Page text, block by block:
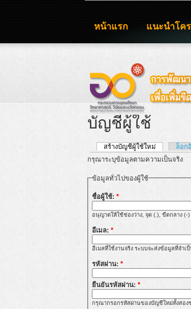
หน้าแรก แนะนำโค
บัญชีผู้ใช้
สร้างบัญชีผู้ใช้ใหม่ ล็อก
กรุณาระบุข้อมูลตามความเป็นจริง
ข้อมูลทั่วไปของผู้ใช้
ชื่อผู้ใช้: *
อนุญาตให้ใช้ช่องว่าง, จุด (.), ขีดกลาง (-
อีเมล: *
อีเมลที่ใช้งานจริง ระบบจะส่งข้อมูลที่จำ
รหัสผ่าน: *
ยืนยันรหัสผ่าน: *
กรุณากรอกรหัสผ่านของบัญชีใหม่ทั้งสอง